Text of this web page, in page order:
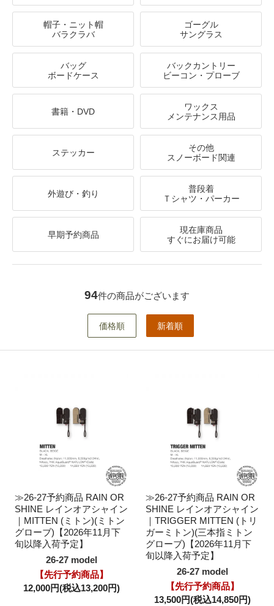
帽子・ニット帽
バラクラバ
ゴーグル
サングラス
バッグ
ボードケース
バックカントリー
ビーコン・プローブ
書籍・DVD
ワックス
メンテナンス用品
ステッカー
その他
スノーボード関連
外遊び・釣り
普段着
Ｔシャツ・パーカー
早期予約商品
現在庫商品
すぐにお届け可能
94件の商品がございます
価格順 新着順
≫26-27予約商品 RAIN OR
SHINE レインオアシャイン
｜MITTEN (ミトン)(ミトン
グローブ)【2026年11月下
旬以降入荷予定】
26-27 model
【先行予約商品】
12,000円(税込13,200円)
≫26-27予約商品 RAIN OR
SHINE レインオアシャイン
｜TRIGGER MITTEN (トリ
ガーミトン)(三本指ミトン
グローブ)【2026年11月下
旬以降入荷予定】
26-27 model
【先行予約商品】
13,500円(税込14,850円)